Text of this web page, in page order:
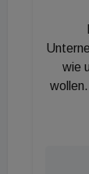
Hälfte
% die
wie